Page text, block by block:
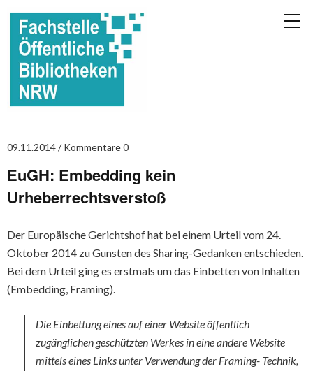
09.11.2014 Kommentare 0
EuGH: Embedding kein
Urheberrechtsverstoß
Der Europäische Gerichtshof hat bei einem Urteil vom 24.
Oktober 2014 zu Gunsten des Sharing-Gedanken entschieden.
Bei dem Urteil ging es erstmals um das Einbetten von Inhalten
(Embedding, Framing).
Die Einbettung eines auf einer Website öffentlich
zugänglichen geschützten Werkes in eine andere Website
mittels eines Links unter Verwendung der Framing- Technik,